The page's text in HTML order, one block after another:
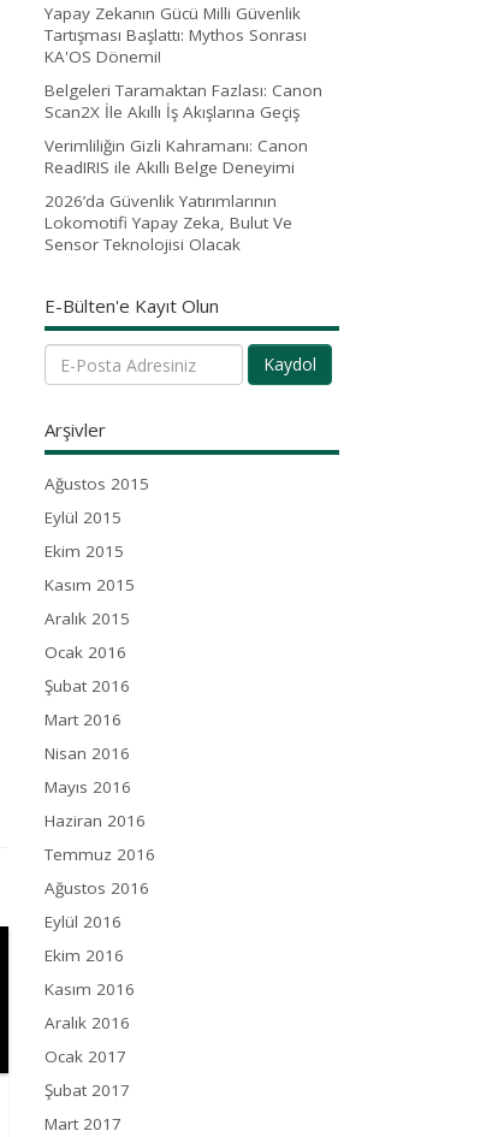
Yapay Zekanın Gücü Milli Güvenlik
Tartışması Başlattı: Mythos Sonrası
KA'OS Dönemi!
Belgeleri Taramaktan Fazlası: Canon
Scan2X İle Akıllı İş Akışlarına Geçiş
Verimliliğin Gizli Kahramanı: Canon
ReadIRIS ile Akıllı Belge Deneyimi
2026’da Güvenlik Yatırımlarının
Lokomotifi Yapay Zeka, Bulut Ve
Sensor Teknolojisi Olacak
E-Bülten'e Kayıt Olun
Kaydol
Arşivler
Ağustos 2015
Eylül 2015
Ekim 2015
Kasım 2015
Aralık 2015
Ocak 2016
Şubat 2016
Mart 2016
Nisan 2016
Mayıs 2016
Haziran 2016
Temmuz 2016
Ağustos 2016
Eylül 2016
Ekim 2016
Kasım 2016
Aralık 2016
Ocak 2017
Şubat 2017
Mart 2017